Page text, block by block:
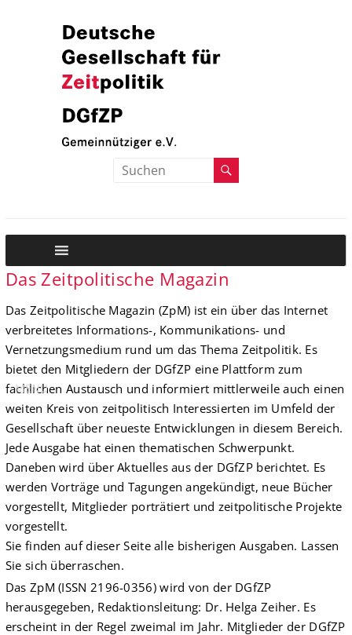
Deutsche
fuer
Zeitpolitik
MENU
Das Zeitpolitische Magazin
Das Zeitpolitische Magazin (ZpM) ist ein über das Internet
verbreitetes Informations-, Kommunikations- und
Vernetzungsmedium rund um das Thema Zeitpolitik. Es
bietet den Mitgliedern der DGfZP eine Plattform zum
fachlichen Austausch und informiert mittlerweile auch einen
weiten Kreis von zeitpolitisch Interessierten im Umfeld der
Gesellschaft über neueste Entwicklungen in diesem Bereich.
Jede Ausgabe hat einen thematischen Schwerpunkt.
Daneben wird über Aktuelles aus der DGfZP berichtet. Es
werden Vorträge und Tagungen angekündigt, neue Bücher
vorgestellt, Mitglieder porträtiert und zeitpolitische Projekte
vorgestellt.
Sie finden auf dieser Seite alle bisherigen Ausgaben. Lassen
Sie sich überraschen.
Das ZpM (ISSN 2196-0356) wird von der DGfZP
herausgegeben, Redaktionsleitung: Dr. Helga Zeiher. Es
erscheint in der Regel zweimal im Jahr. Mitglieder der DGfZP